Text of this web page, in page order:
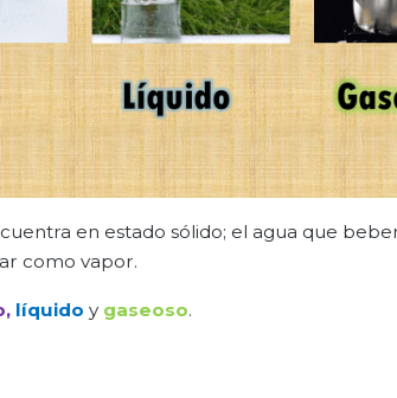
en estado sólido; el agua que
como vapor.
líquido y gaseoso.